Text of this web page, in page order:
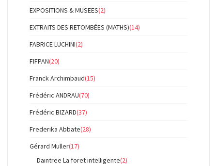
EXPOSITIONS & MUSEES(2)
EXTRAITS DES RETOMBÉES (MATHS)(14)
FABRICE LUCHINI(2)
FIFPAN(20)
Franck Archimbaud(15)
Frédéric ANDRAU(70)
Frédéric BIZARD(37)
Frederika Abbate(28)
Gérard Muller(17)
Daintree La foret intelligente(2)